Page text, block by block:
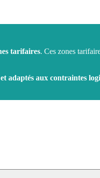
tarifaires. Ces zones
adaptés aux contraintes